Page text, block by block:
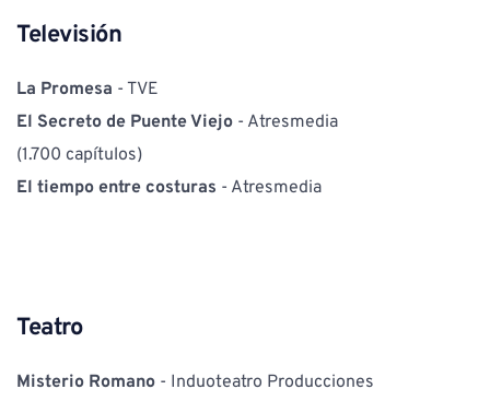
Televisión
La Promesa - TVE
El Secreto de Puente Viejo - Atresmedia
(1.700 capítulos)
El tiempo entre costuras - Atresmedia
Teatro
Misterio Romano - Induoteatro Producciones